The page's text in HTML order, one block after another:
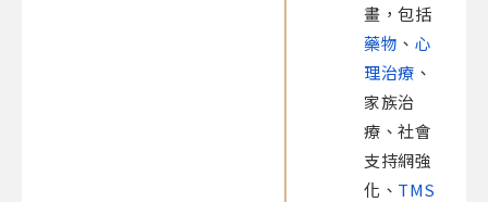
畫，包括
藥物 、 心
理治療 、
家族治
療、社會
支持網強
化、 TMS